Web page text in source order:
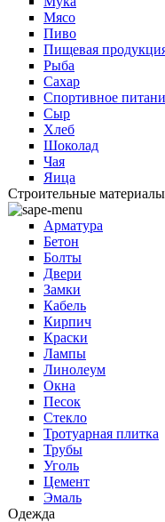
Мясо
Пиво
Пищевая
Рыба
Сахар
Спортивное
Сыр
Хлеб
Шоколад
Чая
Яица
Строительные материалы
Арматура
Бетон
Болты
Двери
Замки
Кабель
Кирпич
Краски
Лампы
Линолеум
Окна
Песок
Стекло
Тротуарная плитка
Трубы
Уголь
Цемент
Эмаль
Одежда